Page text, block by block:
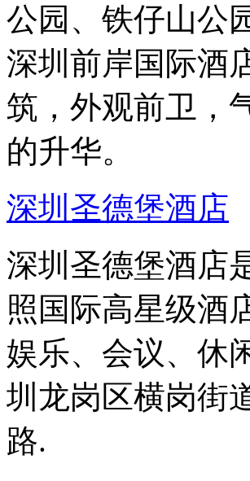
公园、铁仔山公
深圳前岸国际酒
筑，外观前卫，
的升华。
深圳圣德堡酒店
深圳圣德堡酒店
照国际高星级酒
娱乐、会议、休
圳龙岗区横岗街
路.